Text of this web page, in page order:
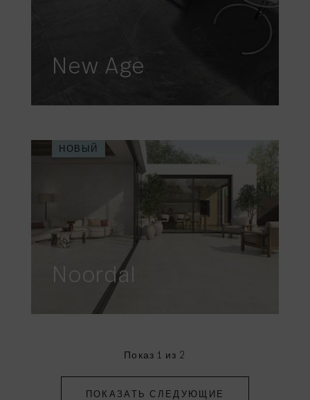
New Age
Noordal
НОВЫЙ
Показ 1 из 2
ПОКАЗАТЬ СЛЕДУЮЩИЕ